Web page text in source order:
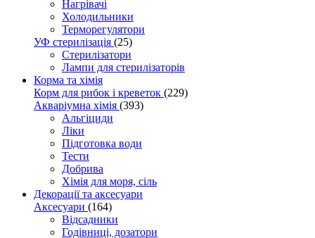
Нагрівачі
Холодильники
Терморегулятори
УФ стерилізація (25)
Стерилізатори
Лампи для стерилізаторів
Корма та хімія
Корм для рибок і креветок (229)
Акваріумна хімія (393)
Альгіциди
Ліки
Підготовка води
Тести
Добрива
Хімія для моря, сіль
Декорації та аксесуари
Аксесуари (164)
Відсадники
Годівниці, дозатори